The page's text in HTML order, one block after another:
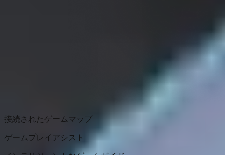
接続されたゲームマップ
ゲームプレイアシスト